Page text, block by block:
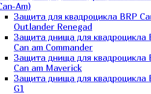
Am)
Защита для квадроцикла BRP
Outlander Renegad
Защита днища для квадроцикла
Can am Commander
Защита днища для квадроцикла
Can am Maverick
Защита днища для квадроцикла
G1